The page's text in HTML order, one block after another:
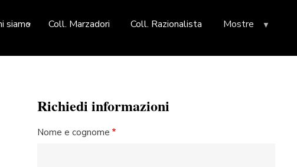
siamo Coll. Marzadori Coll. Razionalista Mostre
Richiedi informazioni
Nome e cognome